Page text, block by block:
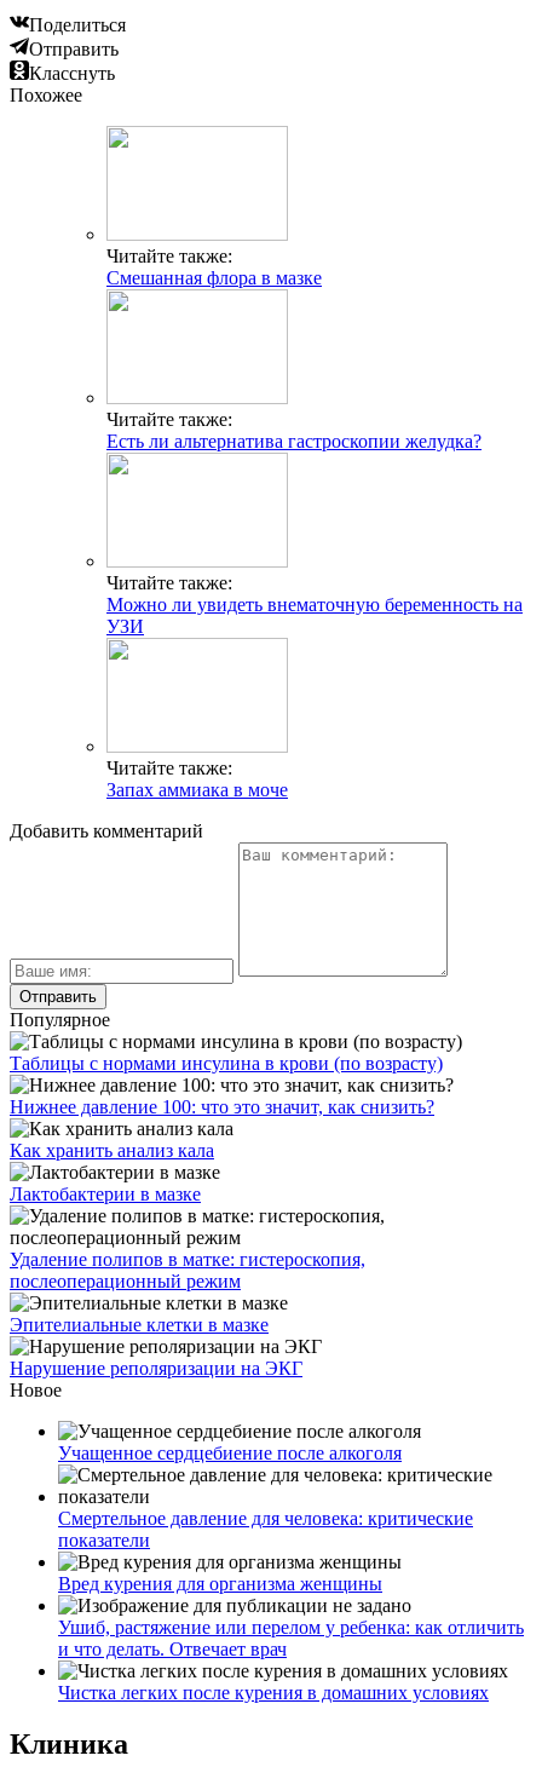
Поделиться
Отправить
Класснуть
Похожее
Читайте также:
Смешанная флора в мазке
Читайте также:
Есть ли альтернатива гастроскопии желудка?
Читайте также:
Можно ли увидеть внематочную беременность на
УЗИ
Читайте также:
Запах аммиака в моче
Добавить комментарий
Популярное
Таблицы с нормами инсулина в крови (по возрасту)
Нижнее давление 100: что это значит, как снизить?
Как хранить анализ кала
Лактобактерии в мазке
Удаление полипов в матке: гистероскопия,
послеоперационный режим
Эпителиальные клетки в мазке
Нарушение реполяризации на ЭКГ
Новое
Учащенное сердцебиение после алкоголя
Смертельное давление для человека: критические
показатели
Вред курения для организма женщины
Ушиб, растяжение или перелом у ребенка: как отличить
и что делать. Отвечает врач
Чистка легких после курения в домашних условиях
Клиника